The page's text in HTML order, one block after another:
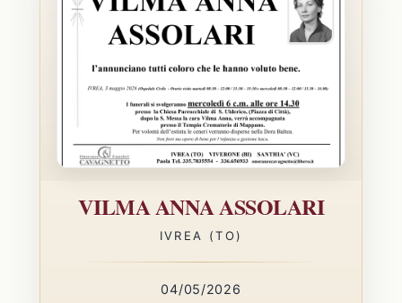
VILMA ANNA ASSOLARI
IVREA (TO)
04/05/2026